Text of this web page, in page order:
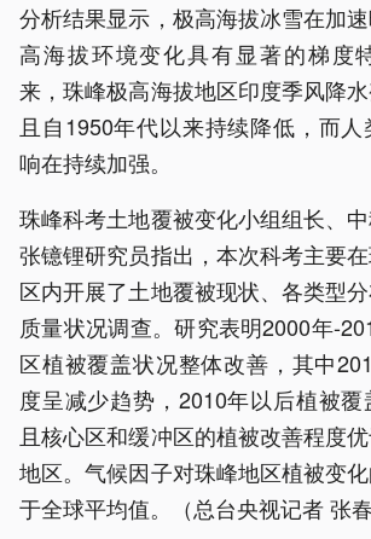
分析结果显示，极高海拔冰雪在加
高海拔环境变化具有显著的梯度
来，珠峰极高海拔地区印度季风降
且自1950年代以来持续降低，而
响在持续加强。
珠峰科考土地覆被变化小组组长、
张镱锂研究员指出，本次科考主要
区内开展了土地覆被现状、各类型
质量状况调查。研究表明2000年-
区植被覆盖状况整体改善，其中
度呈减少趋势，2010年以后植被覆
且核心区和缓冲区的植被改善程度
地区。气候因子对珠峰地区植被变
于全球平均值。（总台央视记者 张春